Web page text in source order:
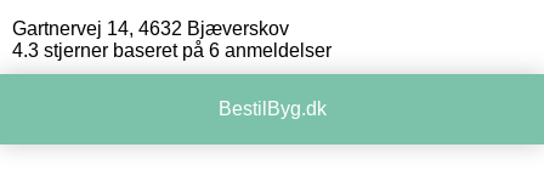
Gartnervej 14, 4632 Bjæverskov
4.3 stjerner baseret på 6 anmeldelser
BestilByg.dk